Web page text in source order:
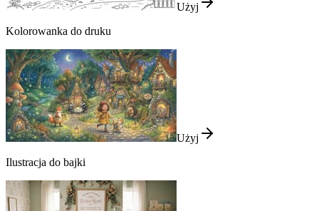
Użyj
Kolorowanka do druku
Użyj
Ilustracja do bajki